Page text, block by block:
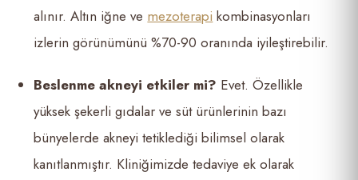
alınır. Altın iğne ve mezoterapi kombinasyonları
izlerin görünümünü %70-90 oranında iyileştirebilir.
Beslenme akneyi etkiler mi? Evet. Özellikle
yüksek şekerli gıdalar ve süt ürünlerinin bazı
bünyelerde akneyi tetiklediği bilimsel olarak
kanıtlanmıştır. Kliniğimizde tedaviye ek olarak